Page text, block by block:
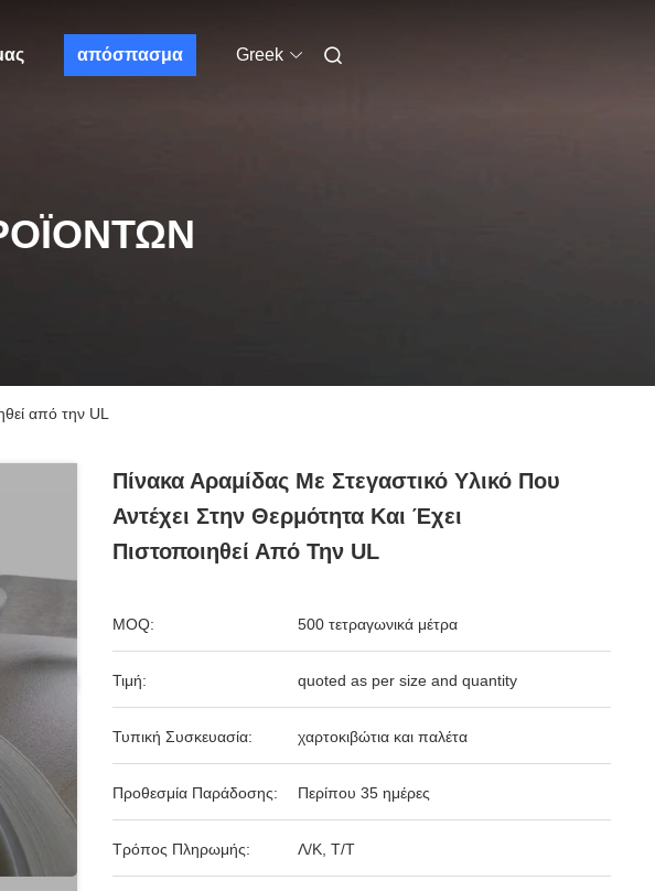
απόσπασμα Greek
από την UL
Πίνακα Αραμίδας Με Στεγαστικό Υλικό Που
Αντέχει Στην Θερμότητα Και Έχει
Πιστοποιηθεί Από Την UL
MOQ: 500 τετραγωνικά μέτρα
Τιμή: quoted as per size and quantity
Τυπική Συσκευασία: χαρτοκιβώτια και παλέτα
Προθεσμία Παράδοσης: Περίπου 35 ημέρες
Τρόπος Πληρωμής: Λ/Κ, Τ/Τ